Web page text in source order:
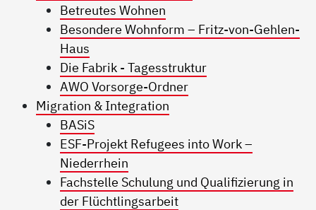
Betreutes Wohnen
Besondere Wohnform – Fritz-von-Gehlen-
Haus
Die Fabrik - Tagesstruktur
AWO Vorsorge-Ordner
Migration & Integration
BASiS
ESF-Projekt Refugees into Work –
Niederrhein
Fachstelle Schulung und Qualifizierung in
der Flüchtlingsarbeit